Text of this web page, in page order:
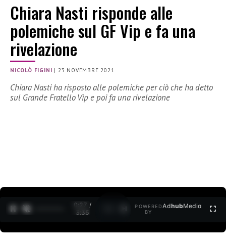
Chiara Nasti risponde alle
polemiche sul GF Vip e fa una
rivelazione
NICOLÒ FIGINI | 23 NOVEMBRE 2021
Chiara Nasti ha risposto alle polemiche per ciò che ha detto
sul Grande Fratello Vip e poi fa una rivelazione
0:27 /
3:35
POWERED
BY
AdhubMedia